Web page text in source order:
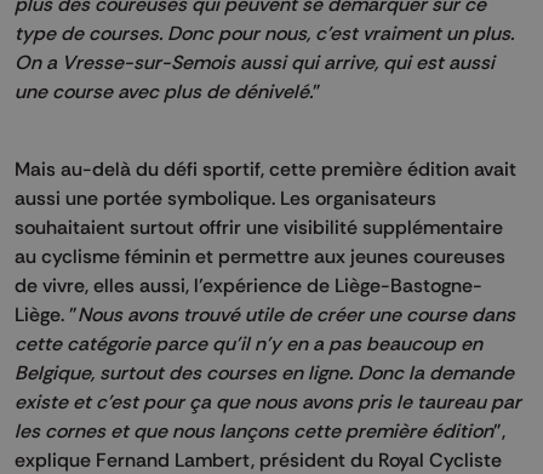
type de courses. Donc pour nous, c'est vraiment un plus.
On a Vresse-sur-Semois aussi qui arrive, qui est aussi
une course avec plus de dénivelé."
Mais au-delà du défi sportif, cette première édition avait
aussi une portée symbolique. Les organisateurs
souhaitaient surtout offrir une visibilité supplémentaire
au cyclisme féminin et permettre aux jeunes coureuses
de vivre, elles aussi, l’expérience de Liège-Bastogne-
Liège. "Nous avons trouvé utile de créer une course dans
cette catégorie parce qu'il n'y en a pas beaucoup en
Belgique, surtout des courses en ligne. Donc la demande
existe et c'est pour ça que nous avons pris le taureau par
les cornes et que nous lançons cette première édition",
explique Fernand Lambert, président du Royal Cycliste